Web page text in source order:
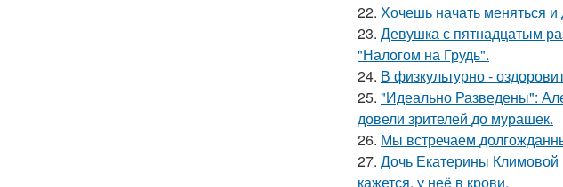
22. Хочешь начать меняться и
23. Девушка с пятнадцатым
"Налогом на Грудь".
24. В физкультурно -
25. "Идеально Разведены":
довели зрителей до мурашек.
26. Мы встречаем
27. Дочь Екатерины Климовой
кажется, у неё в крови.